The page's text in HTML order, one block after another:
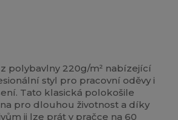
polybavlny 220g/m² nabízející
styl pro pracovní oděvy i
Tato klasická polokošile
pro dlouhou životnost a díky
ji lze prát v pračce na 60